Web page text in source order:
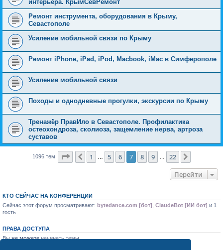
интерьера. КрымСевРемонт
Ремонт инструмента, оборудования в Крыму,
Севастополе
Усиление мобильной связи по Крыму
Ремонт iPhone, iPad, iPod, Macbook, iMac в Симферополе
Усиление мобильной связи
Походы и однодневные прогулки, экскурсии по Крыму
Тренажёр ПравИло в Севастополе. Профилактика
остеохондроза, сколиоза, защемление нерва, артроза
суставов
1096 тем Страница из 22
Пред.
1 5 6 7 8 9 22
Перейти
КТО СЕЙЧАС НА КОНФЕРЕНЦИИ
Сейчас этот форум просматривают: bytedance.com [бот] ClaudeBot [ИИ бот] и 1
гость
ПРАВА ДОСТУПА
Выне можетеначинать темы